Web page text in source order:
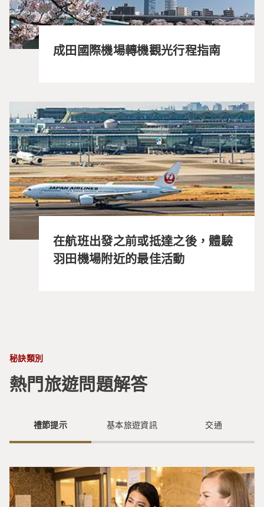
成田國際機場轉機觀光行程指南
在航班出發之前或抵達之後，體驗
羽田機場附近的最佳活動
秘訣類別
熱門旅遊問題解答
禮節提示 基本旅遊資訊 交通